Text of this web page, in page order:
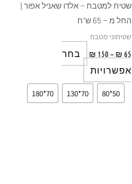
שטיח למטבח – אלדו שאניל אפור |
החל מ – 65 ש"ח
שטיחוני מטבח
₪ 65
–
₪ 150
בחר
אפשרויות
האפשרויות
המוצר
50*80
70*130
70*180